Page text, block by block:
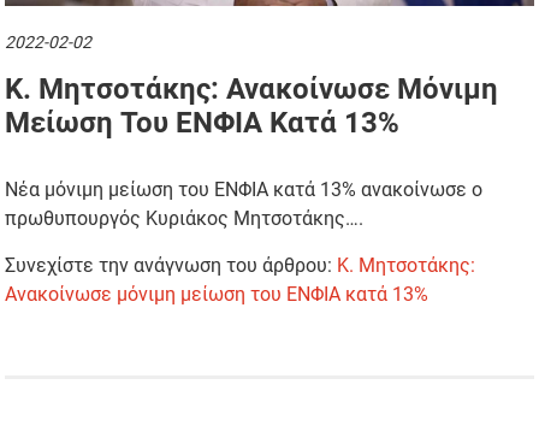
2022-02-02
Κ. Μητσοτάκης: Ανακοίνωσε Μόνιμη
Μείωση Του ΕΝΦΙΑ Κατά 13%
Νέα μόνιμη μείωση του ΕΝΦΙΑ κατά 13% ανακοίνωσε ο
πρωθυπουργός Κυριάκος Μητσοτάκης….
Συνεχίστε την ανάγνωση του άρθρου: Κ. Μητσοτάκης:
Ανακοίνωσε μόνιμη μείωση του ΕΝΦΙΑ κατά 13%